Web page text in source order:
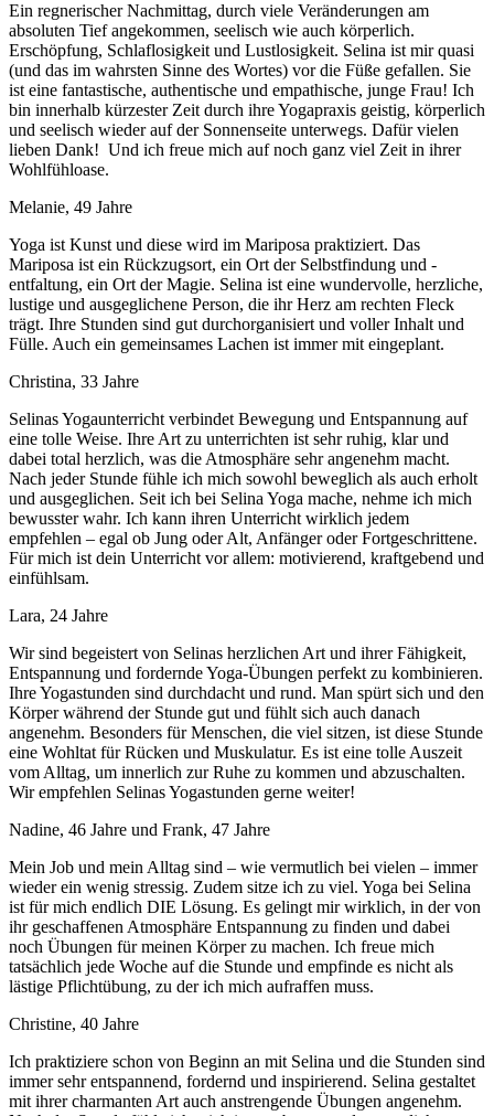
Ein regnerischer Nachmittag, durch viele Veränderungen am
absoluten Tief angekommen, seelisch wie auch körperlich.
Erschöpfung, Schlaflosigkeit und Lustlosigkeit. Selina ist mir quasi
(und das im wahrsten Sinne des Wortes) vor die Füße gefallen. Sie
ist eine fantastische, authentische und empathische, junge Frau! Ich
bin innerhalb kürzester Zeit durch ihre Yogapraxis geistig, körperlich
und seelisch wieder auf der Sonnenseite unterwegs. Dafür vielen
lieben Dank! Und ich freue mich auf noch ganz viel Zeit in ihrer
Wohlfühloase.
Melanie, 49 Jahre
Yoga ist Kunst und diese wird im Mariposa praktiziert. Das
Mariposa ist ein Rückzugsort, ein Ort der Selbstfindung und -
entfaltung, ein Ort der Magie. Selina ist eine wundervolle, herzliche,
lustige und ausgeglichene Person, die ihr Herz am rechten Fleck
trägt. Ihre Stunden sind gut durchorganisiert und voller Inhalt und
Fülle. Auch ein gemeinsames Lachen ist immer mit eingeplant.
Christina, 33 Jahre
Selinas Yogaunterricht verbindet Bewegung und Entspannung auf
eine tolle Weise. Ihre Art zu unterrichten ist sehr ruhig, klar und
dabei total herzlich, was die Atmosphäre sehr angenehm macht.
Nach jeder Stunde fühle ich mich sowohl beweglich als auch erholt
und ausgeglichen. Seit ich bei Selina Yoga mache, nehme ich mich
bewusster wahr. Ich kann ihren Unterricht wirklich jedem
empfehlen – egal ob Jung oder Alt, Anfänger oder Fortgeschrittene.
Für mich ist dein Unterricht vor allem: motivierend, kraftgebend und
einfühlsam.
Lara, 24 Jahre
Wir sind begeistert von Selinas herzlichen Art und ihrer Fähigkeit,
Entspannung und fordernde Yoga-Übungen perfekt zu kombinieren.
Ihre Yogastunden sind durchdacht und rund. Man spürt sich und den
Körper während der Stunde gut und fühlt sich auch danach
angenehm. Besonders für Menschen, die viel sitzen, ist diese Stunde
eine Wohltat für Rücken und Muskulatur. Es ist eine tolle Auszeit
vom Alltag, um innerlich zur Ruhe zu kommen und abzuschalten.
Wir empfehlen Selinas Yogastunden gerne weiter!
Nadine, 46 Jahre und Frank, 47 Jahre
Mein Job und mein Alltag sind – wie vermutlich bei vielen – immer
wieder ein wenig stressig. Zudem sitze ich zu viel. Yoga bei Selina
ist für mich endlich DIE Lösung. Es gelingt mir wirklich, in der von
ihr geschaffenen Atmosphäre Entspannung zu finden und dabei
noch Übungen für meinen Körper zu machen. Ich freue mich
tatsächlich jede Woche auf die Stunde und empfinde es nicht als
lästige Pflichtübung, zu der ich mich aufraffen muss.
Christine, 40 Jahre
Ich praktiziere schon von Beginn an mit Selina und die Stunden sind
immer sehr entspannend, fordernd und inspirierend. Selina gestaltet
mit ihrer charmanten Art auch anstrengende Übungen angenehm.